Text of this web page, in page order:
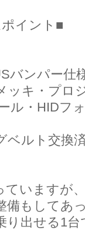
イント■
バンパー仕
ッキ・プロ
ル・HIDフ
ベルト交換
ていますが
備もしてあ
り出せる1台